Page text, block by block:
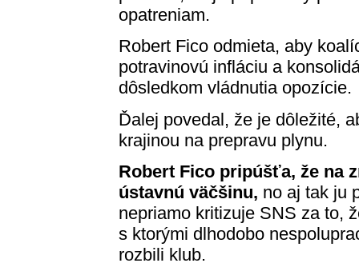
opatreniam.
Robert Fico odmieta, aby
potravinovú infláciu a
dôsledkom vládnutia opozície.
Ďalej povedal, že je dôležité,
krajinou na prepravu plynu.
Robert Fico pripúšťa, že na
ústavnú väčšinu, no aj tak ju
nepriamo kritizuje SNS za to,
s ktorými dlhodobo
rozbili klub.